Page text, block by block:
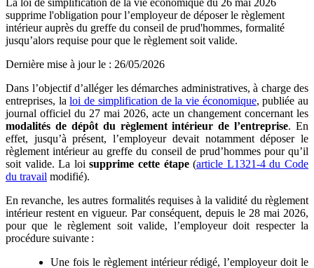
La loi de simplification de la vie économique du 26 mai 2026
supprime l'obligation pour l’employeur de déposer le règlement
intérieur auprès du greffe du conseil de prud'hommes, formalité
jusqu’alors requise pour que le règlement soit valide.
Dernière mise à jour le : 26/05/2026
Dans l’objectif d’alléger les démarches administratives, à charge des
entreprises, laloi de simplification de la vie économique, publiée au
journal officiel du 27 mai 2026, acte un changement concernant les
modalités de dépôt du règlement intérieur de l’entreprise. En
effet, jusqu’à présent, l’employeur devait notamment déposer le
règlement intérieur au greffe du conseil de prud’hommes pour qu’il
soit valide. La loisupprime cette étape(article L1321-4 du Code
du travail modifié).
En revanche, les autres formalités requises à la validité du règlement
intérieur restent en vigueur. Par conséquent, depuis le 28 mai 2026,
pour que le règlement soit valide, l’employeur doit respecter la
procédure suivante :
Une fois le règlement intérieur rédigé, l’employeur doit le